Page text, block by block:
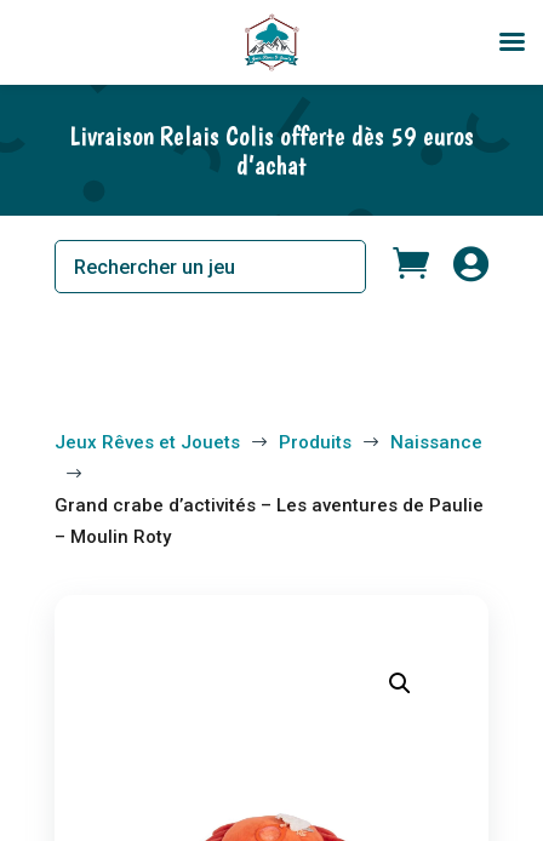
Livraison Relais Colis offerte dès 59 euros
d’achat
 
Jeux Rêves et Jouets $ Produits $ Naissance
$
Grand crabe d’activités – Les aventures de Paulie
– Moulin Roty